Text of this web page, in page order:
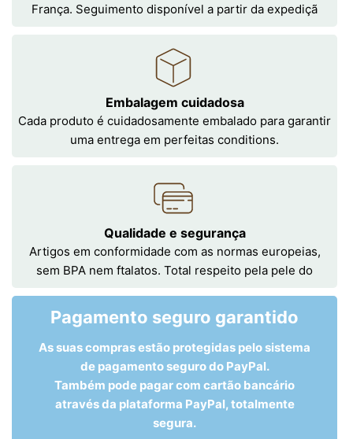
França. Seguimento disponível a partir da expediçã
Embalagem cuidadosa
Cada produto é cuidadosamente embalado para garantir
uma entrega em perfeitas conditions.
Qualidade e segurança
Artigos em conformidade com as normas europeias,
sem BPA nem ftalatos. Total respeito pela pele do
Pagamento seguro garantido
As suas compras estão protegidas pelo sistema
de pagamento seguro do PayPal.
Também pode pagar com cartão bancário
através da plataforma PayPal, totalmente
segura.